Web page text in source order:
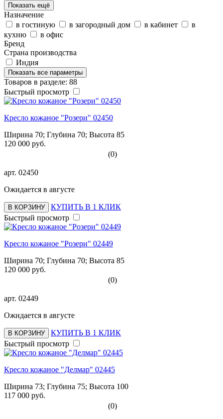
Показать ещё
Назначение
в гостиную
в загородный дом в кабинет
в
кухню
в офис
Бренд
Страна производства
Индия
Показать все параметры
Товаров в разделе: 88
Быстрый просмотр
Кресло кожаное "Розери" 02450
Ширина 70; Глубина 70; Высота 85
120 000 руб.
(0)
арт. 02450
Ожидается в августе
В КОРЗИНУ
КУПИТЬ В 1 КЛИК
Быстрый просмотр
Кресло кожаное "Розери" 02449
Ширина 70; Глубина 70; Высота 85
120 000 руб.
(0)
арт. 02449
Ожидается в августе
В КОРЗИНУ
КУПИТЬ В 1 КЛИК
Быстрый просмотр
Кресло кожаное "Делмар" 02445
Ширина 73; Глубина 75; Высота 100
117 000 руб.
(0)